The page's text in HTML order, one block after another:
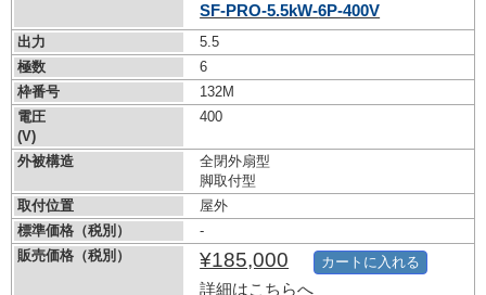
SF-PRO-5.5kW-6P-400V
出力
5.5
極数
6
枠番号
132M
電圧
(V)
400
外被構造
全閉外扇型
脚取付型
取付位置
屋外
標準価格（税別）
-
販売価格（税別）
¥185,000
詳細はこちらへ
カートに入れる